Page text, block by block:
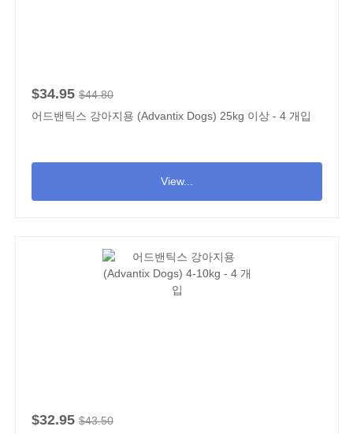
$34.95 $44.80
어드밴틱스 강아지용 (Advantix Dogs) 25kg 이상 - 4 개입
View...
$32.95 $43.50